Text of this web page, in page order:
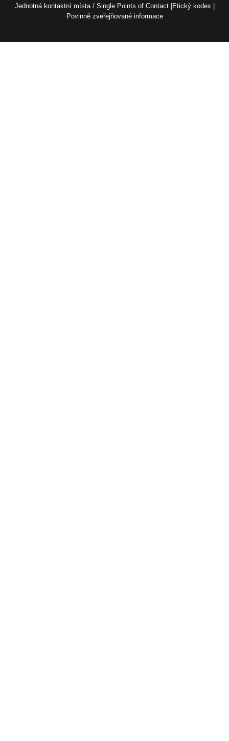
Jednotná kontaktní místa / Single Points of Contact Etický kodex
Povinně zveřejňované informace